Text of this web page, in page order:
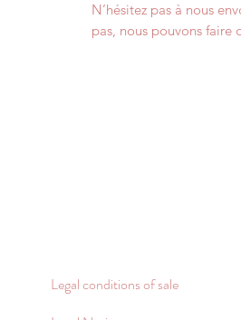
N’hésitez pas à nous
pas, nous pouvons faire
Legal conditions of sale